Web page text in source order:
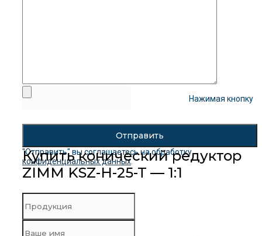
Нажимая кнопку
"Отправить" вы соглашаетесь на обработку
конфиденциальных данных.
Купить конический редуктор
ZIMM KSZ-H-25-T — 1:1